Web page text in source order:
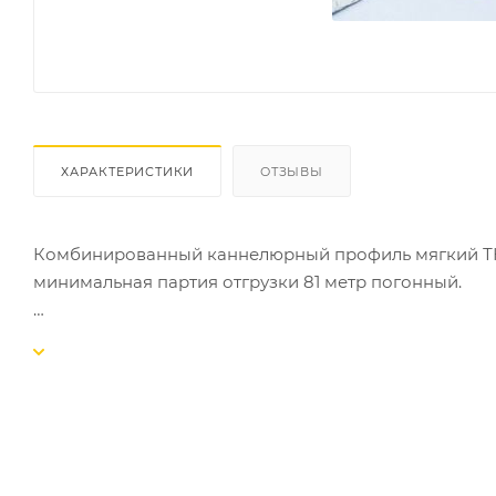
ХАРАКТЕРИСТИКИ ОТЗЫВЫ
Комбинированный каннелюрный профиль мягкий
минимальная партия отгрузки 81 метр погонный.